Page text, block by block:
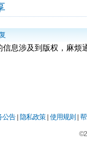
信息涉及到版权，麻
公告| 隐私政策|使用规则 |